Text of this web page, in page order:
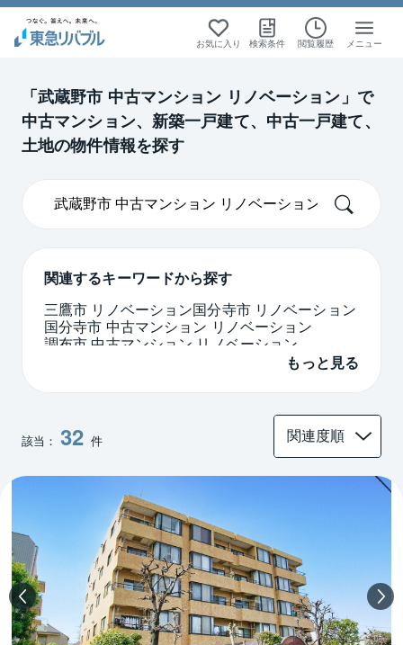
お気に入り 検索条件 閲覧履歴 メニュー
「武蔵野市 中古マンション リノベーション」で
中古マンション、新築一戸建て、中古一戸建て、
土地の物件情報を探す
関連するキーワードから探す
三鷹市 リノベーション国分寺市 リノベーション
国分寺市 中古マンション リノベーション
調布市 中古マンション リノベーション
中古マンション リノベーション ペット可 東京
西東京市 リノベーション
町田市 中古マンション リノベーション
もっと見る
該当： 32 件
絞り込み検索
東京
絞り込み検索
中古マンション
絞り込み検索
東京
絞り込み検索
中古マンション